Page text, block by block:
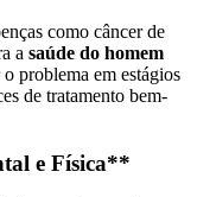
como câncer de
a saúde do homem
problema em estágios
de tratamento bem-
e Física**